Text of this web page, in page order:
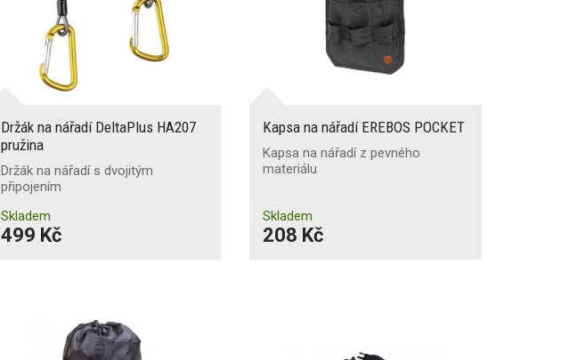
Držák na nářadí DeltaPlus HA207
pružina
Držák na nářadí s dvojitým
připojením
Skladem
499 Kč
Kapsa na nářadí EREBOS POCKET
Kapsa na nářadí z pevného
materiálu
Skladem
208 Kč